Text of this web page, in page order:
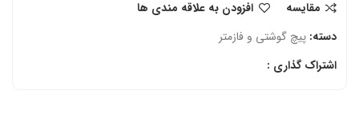
مقایسه
افزودن به علاقه مندی ها
دسته: پیچ گوشتی و فازمتر
اشتراک گذاری :